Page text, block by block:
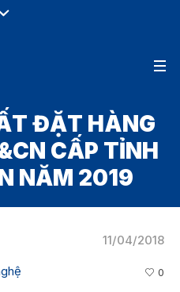
ĐẶT HÀNG
CẤP TỈNH
NĂM 2019
11/04/2018
0